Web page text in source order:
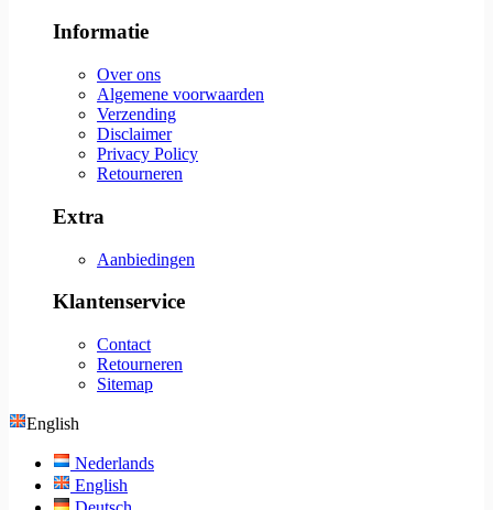
Informatie
Over ons
Algemene voorwaarden
Verzending
Disclaimer
Privacy Policy
Retourneren
Extra
Aanbiedingen
Klantenservice
Contact
Retourneren
Sitemap
English
Nederlands
English